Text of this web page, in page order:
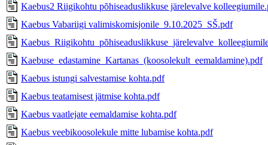
Kaebus2 Riigikohtu põhiseaduslikkuse järelevalve
Kaebus Vabariigi valimiskomisjonile_9.10.2025_SŠ.pdf
Kaebuse_edastamine_Kartanas_(koosolekult_eemaldamine).pdf
Kaebus istungi salvestamise kohta.pdf
Kaebus teatamisest jätmise kohta.pdf
Kaebus vaatlejate eemaldamise kohta.pdf
Kaebus veebikoosolekule mitte lubamise kohta.pdf